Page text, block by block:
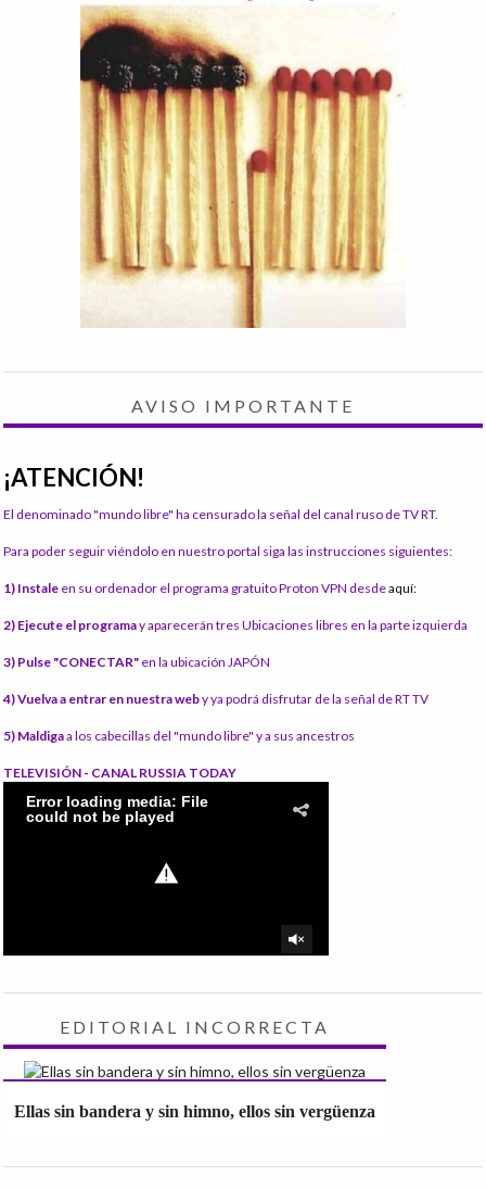
AVISO IMPORTANTE
¡ATENCIÓN!
El denominado "mundo libre" ha censurado la señal del canal ruso de TV RT.
Para poder seguir viéndolo en nuestro portal siga las instrucciones siguientes:
1) Instale en su ordenador el programa gratuito Proton VPN desdeaquí:
2) Ejecute el programay aparecerán tres Ubicaciones libres en la parte izquierda
3) Pulse "CONECTAR" en la ubicación JAPÓN
4) Vuelva a entrar en nuestra weby ya podrá disfrutar de la señal de RT TV
5) Maldigaa los cabecillas del "mundo libre" y a sus ancestros
TELEVISIÓN - CANAL RUSSIA TODAY
EDITORIAL INCORRECTA
Ellas sin bandera y sin himno, ellos sin vergüenza